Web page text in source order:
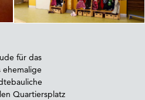
für das
Quartiersplatz